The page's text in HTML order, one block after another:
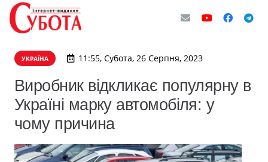
УКРАЇНА 11:55, Субота, 26 Серпня, 2023
Виробник відкликає популярну в
Україні марку автомобіля: у
чому причина